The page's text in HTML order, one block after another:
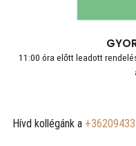
11:00 óra előtt leadott
Hívd kollégánk a